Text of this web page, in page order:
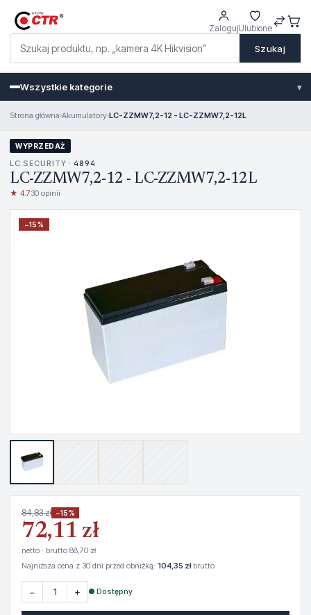
Szukaj
ZalogujUlubione
Wszystkie kategorie ▾
Strona główna›Akumulatory›LC-ZZMW7,2-12 - LC-ZZMW7,2-12L
WYPRZEDAŻ
LC SECURITY · 4894
LC-ZZMW7,2-12 - LC-ZZMW7,2-12L
★ 4.730 opinii·
−15%
84,83 zł −15%
72,11 zł
netto · brutto 88,70 zł
Najniższa cena z 30 dni przed obniżką: 104,35 złbrutto
− + ● Dostępny